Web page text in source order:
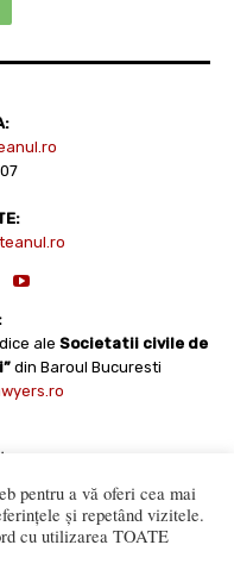
ale Societatii civile de
din Baroul Bucuresti
pentru a vă oferi cea mai
și repetând vizitele.
cu utilizarea TOATE